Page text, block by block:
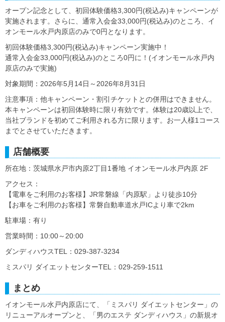
オープン記念として、初回体験価格3,300円(税込み)キャンペーンが
実施されます。さらに、通常入会金33,000円(税込み)のところ、イ
オンモール水戸内原店のみで0円となります。
初回体験価格3,300円(税込み)キャンペーン実施中！
通常入会金33,000円(税込み)のところ0円に！(イオンモール水戸内
原店のみで実施)
対象期間：2026年5月14日～2026年8月31日
注意事項：他キャンペーン・割引チケットとの併用はできません。
本キャンペーンは初回体験時に限り有効です。体験は20歳以上で、
当社ブランドを初めてご利用される方に限ります。お一人様1コース
までとさせていただきます。
店舗概要
所在地：茨城県水戸市内原2丁目1番地 イオンモール水戸内原 2F
アクセス：
【電車をご利用のお客様】JR常磐線「内原駅」より徒歩10分
【お車をご利用のお客様】常磐自動車道水戸ICより車で2km
駐車場：有り
営業時間：10:00～20:00
ダンディハウスTEL：029-387-3234
ミスパリ ダイエットセンターTEL：029-259-1511
まとめ
イオンモール水戸内原店にて、「ミスパリ ダイエットセンター」の
リニューアルオープンと、「男のエステ ダンディハウス」の新規オ